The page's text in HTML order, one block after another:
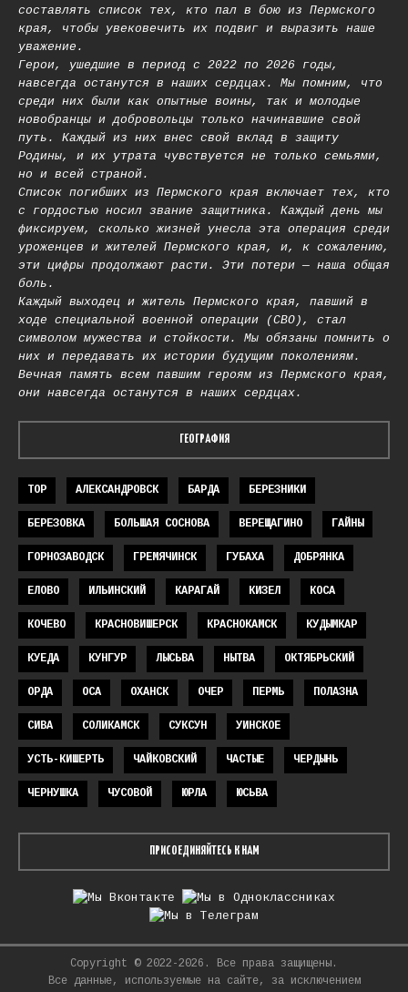
составлять список тех, кто пал в бою из Пермского
края, чтобы увековечить их подвиг и выразить наше
уважение.
Герои, ушедшие в период с 2022 по 2026 годы,
навсегда останутся в наших сердцах. Мы помним, что
среди них были как опытные воины, так и молодые
новобранцы и добровольцы только начинавшие свой
путь. Каждый из них внес свой вклад в защиту
Родины, и их утрата чувствуется не только семьями,
но и всей страной.
Список погибших из Пермского края включает тех, кто
с гордостью носил звание защитника. Каждый день мы
фиксируем, сколько жизней унесла эта операция среди
уроженцев и жителей Пермского края, и, к сожалению,
эти цифры продолжают расти. Эти потери — наша общая
боль.
Каждый выходец и житель Пермского края, павший в
ходе специальной военной операции (СВО), стал
символом мужества и стойкости. Мы обязаны помнить о
них и передавать их истории будущим поколениям.
Вечная память всем павшим героям из Пермского края,
они навсегда останутся в наших сердцах.
ГЕОГРАФИЯ
TOP АЛЕКСАНДРОВСК БАРДА БЕРЕЗНИКИ
БЕРЕЗОВКА БОЛЬШАЯ СОСНОВА ВЕРЕЩАГИНО ГАЙНЫ
ГОРНОЗАВОДСК ГРЕМЯЧИНСК ГУБАХА ДОБРЯНКА
ЕЛОВО ИЛЬИНСКИЙ КАРАГАЙ КИЗЕЛ КОСА
КОЧЕВО КРАСНОВИШЕРСК КРАСНОКАМСК КУДЫМКАР
КУЕДА КУНГУР ЛЫСЬВА НЫТВА ОКТЯБРЬСКИЙ
ОРДА ОСА ОХАНСК ОЧЕР ПЕРМЬ ПОЛАЗНА
СИВА СОЛИКАМСК СУКСУН УИНСКОЕ
УСТЬ-КИШЕРТЬ ЧАЙКОВСКИЙ ЧАСТЫЕ ЧЕРДЫНЬ
ЧЕРНУШКА ЧУСОВОЙ ЮРЛА ЮСЬВА
ПРИСОЕДИНЯЙТЕСЬ К НАМ
Copyright © 2022-2026. Все права защищены.
Все данные, используемые на сайте, за исключением